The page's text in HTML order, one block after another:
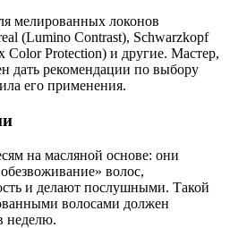
мелированных локонов
(Lumino Contrast), Schwarzkopf
Protection) и другие. Мастер,
дать рекомендации по выбору
его применения.
на масляной основе: они
волос,
и делают послушными. Такой
волосами должен
неделю.